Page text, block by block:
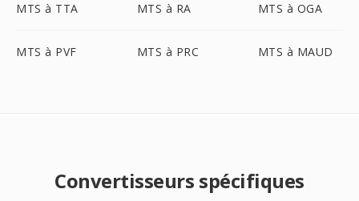
MTS à TTA MTS à RA MTS à OGA
MTS à PVF MTS à PRC MTS à MAUD
Convertisseurs spécifiques